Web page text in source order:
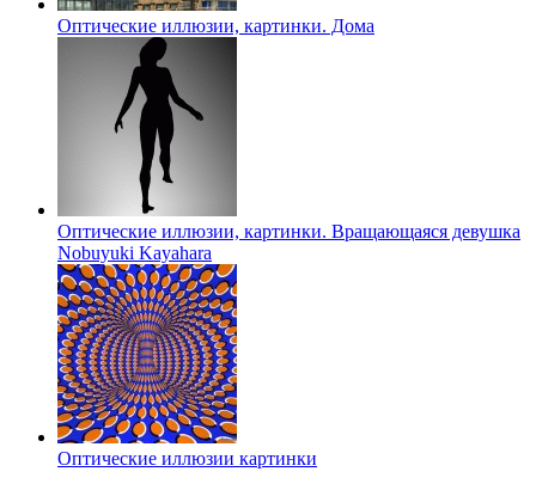
Оптические иллюзии, картинки. Дома
Оптические иллюзии, картинки. Вращающаяся девушка
Nobuyuki Kayahara
Оптические иллюзии картинки